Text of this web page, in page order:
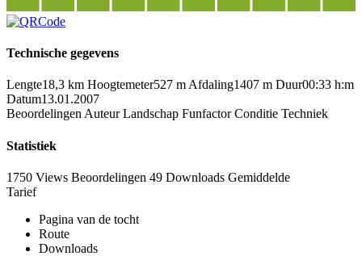
Technische gegevens
Lengte18,3 km Hoogtemeter527 m Afdaling1407 m Duur00:33 h:m
Datum13.01.2007
Beoordelingen Auteur Landschap Funfactor Conditie Techniek
Statistiek
1750 Views Beoordelingen 49 Downloads Gemiddelde
Tarief
Pagina van de tocht
Route
Downloads